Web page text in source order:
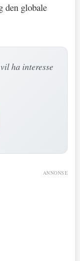
den globale
ha interesse
ANNONSE